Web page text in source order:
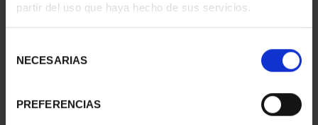
partir del uso que haya hecho de sus servicios.
NECESARIAS
PREFERENCIAS
73,00 €